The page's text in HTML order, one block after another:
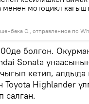
С., отправленное по
менен мотоцикл
болгон.
Sonata
кетип, алдыда
Highlander
салган.